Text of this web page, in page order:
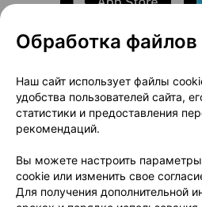
О проекте
Размещение рекламы
Публичный договор
Способы оплаты
Написать
Обработка
Наш сайт использует файлы
удобства пользователей сайта,
статистики и предоставления
рекомендаций.
Вы можете настроить
cookie или изменить свое
Для получения дополнительной